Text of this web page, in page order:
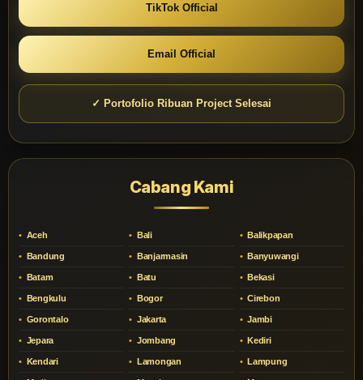
TikTok Official
Email Official
✓ Portofolio Ribuan Project Selesai
Cabang Kami
Aceh Bali Balikpapan
Bandung Banjarmasin Banyuwangi
Batam Batu Bekasi
Bengkulu Bogor Cirebon
Gorontalo Jakarta Jambi
Jepara Jombang Kediri
Kendari Lamongan Lampung